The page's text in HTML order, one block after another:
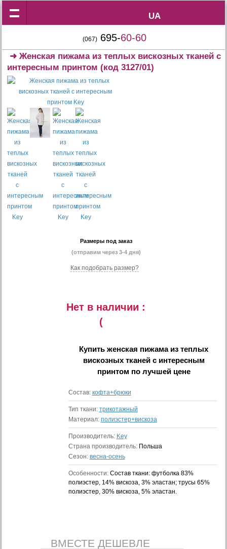
UA
UA
(067) 695-60-60
➜Женская пижама из теплых вискозных тканей с
интересным принтом (код 3127/01)
Размеры под заказ
(отправим через 3-4 дня)
Как подобрать размер?
Нет в наличии :
(
Купитьженская пижама из теплых
вискозных тканей с интересным
принтом по лучшей цене
Состав: кофта+брюки
Тип ткани: трикотажный
Материал: полиэстер+вискоза
Производитель: Key
Страна производитель: Польша
Сезон: весна-осень
Особенности: Состав ткани: футболка 83%
полиэстер, 14% вискоза, 3% эластан; трусы 65%
полиэстер, 30% вискоза, 5% эластан.
ВМЕСТЕ ДЕШЕВЛЕ